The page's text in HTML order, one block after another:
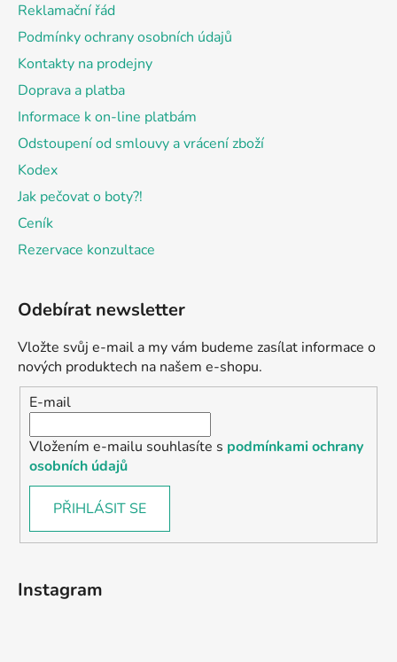
Reklamační řád
Podmínky ochrany osobních údajů
Kontakty na prodejny
Doprava a platba
Informace k on-line platbám
Odstoupení od smlouvy a vrácení zboží
Kodex
Jak pečovat o boty?!
Ceník
Rezervace konzultace
Odebírat newsletter
Vložte svůj e-mail a my vám budeme zasílat informace o
nových produktech na našem e-shopu.
E-mail
Vložením e-mailu souhlasíte s podmínkami ochrany
osobních údajů
PŘIHLÁSIT SE
Instagram